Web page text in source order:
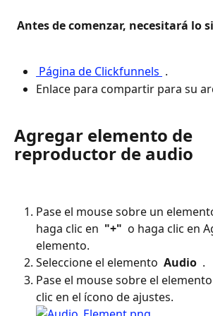
Antes de comenzar, necesitará lo
Página de Clickfunnels .
Enlace para compartir para su
Agregar elemento de
reproductor de audio
Pase el mouse sobre un
haga clic en "+" o haga clic en
elemento.
Seleccione el elemento Audio .
Pase el mouse sobre el
clic en el ícono de ajustes.